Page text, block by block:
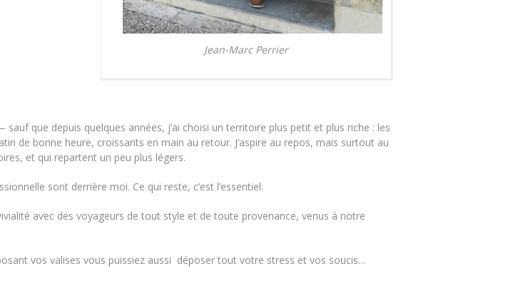
Jean-Marc Perrier
que depuis quelques années, j’ai choisi un territoire plus petit et plus riche : les
de bonne heure, croissants en main au retour. J’aspire au repos, mais surtout au
et qui repartent un peu plus légers.
sont derrière moi. Ce qui reste, c’est l’essentiel.
avec des voyageurs de tout style et de toute provenance, venus à notre
vos valises vous puissiez aussi déposer tout votre stress et vos soucis…